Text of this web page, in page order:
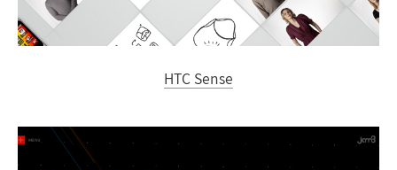
HTC Sense